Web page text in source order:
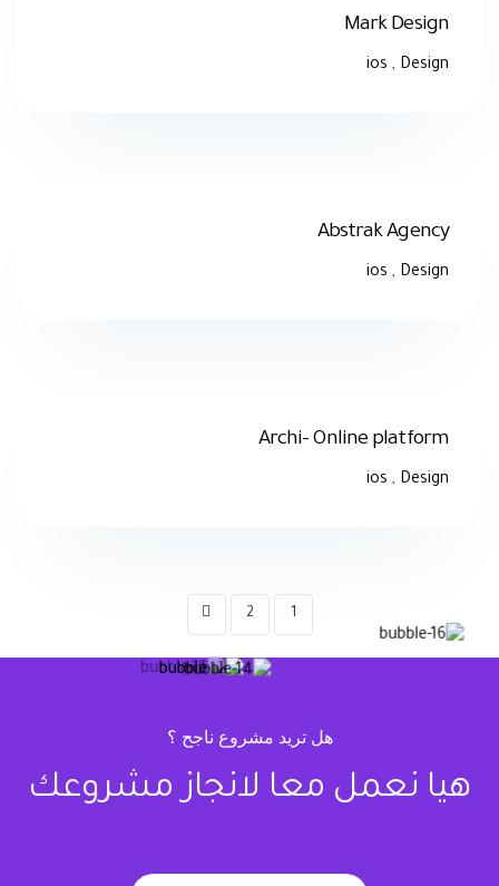
Mark Design
Design
,
ios
Abstrak Agency
Design
,
ios
Archi- Online platform
Design
,
ios
1
2
هل تريد مشروع ناجح ؟
هيا نعمل معا لانجاز مشروعك